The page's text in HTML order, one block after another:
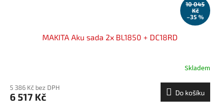
10 045
Kč
–35 %
MAKITA Aku sada 2x BL1850 + DC18RD
Skladem
5 386 Kč bez DPH
6 517 Kč Do košíku